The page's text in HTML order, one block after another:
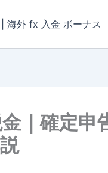
海外 fx 入金 ボーナ
｜確定申